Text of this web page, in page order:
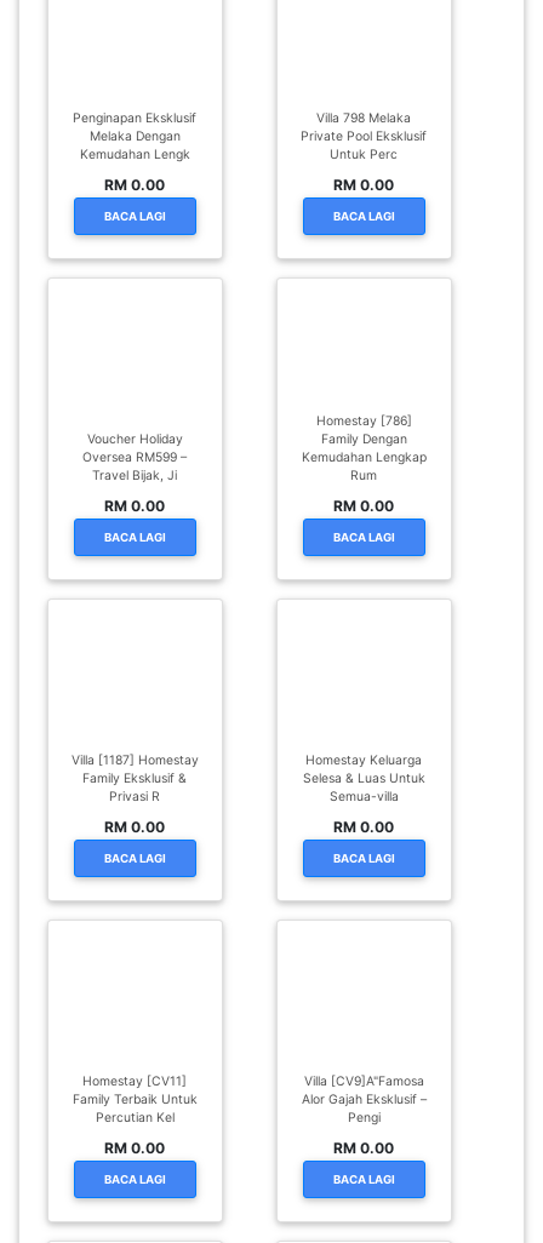
Penginapan Eksklusif
Melaka Dengan
Kemudahan Lengk
RM 0.00
BACA LAGI
Villa 798 Melaka
Private Pool Eksklusif
Untuk Perc
RM 0.00
BACA LAGI
Voucher Holiday
Oversea RM599 –
Travel Bijak, Ji
RM 0.00
BACA LAGI
Homestay [786]
Family Dengan
Kemudahan Lengkap
Rum
RM 0.00
BACA LAGI
Villa [1187] Homestay
Family Eksklusif &
Privasi R
RM 0.00
BACA LAGI
Homestay Keluarga
Selesa & Luas Untuk
Semua-villa
RM 0.00
BACA LAGI
Homestay [CV11]
Family Terbaik Untuk
Percutian Kel
RM 0.00
BACA LAGI
Villa [CV9]A"Famosa
Alor Gajah Eksklusif –
Pengi
RM 0.00
BACA LAGI
SARAWAK(2)
JOHOR(8)
PERLIS(6)
LUMPUR(16)
MALAYSIA(82)
INDONESIA(1)